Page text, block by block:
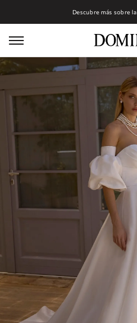
Descubre más sobre la
Líneas DOMINISS